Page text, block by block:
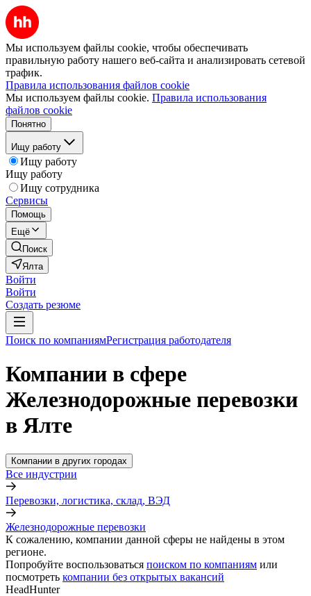
Мы используем файлы cookie, чтобы обеспечивать
правильную работу нашего веб-сайта и анализировать сетевой
трафик.
Правила использования файлов cookie
Мы используем файлы cookie. Правила использования
файлов cookie
Понятно
Ищу работу
Ищу работу
Ищу работу
Ищу сотрудника
Сервисы
Помощь
Ещё
Поиск
Ялта
Войти
Войти
Создать резюме
Поиск по компаниямРегистрация работодателя
Компании в сфере
Железнодорожные перевозки
в Ялте
Компании в других городах
Все индустрии
Перевозки, логистика, склад, ВЭД
Железнодорожные перевозки
К сожалению, компании данной сферы не найдены в этом
регионе.
Попробуйте воспользоваться поиском по компаниям или
посмотреть компании без открытых вакансий
HeadHunter